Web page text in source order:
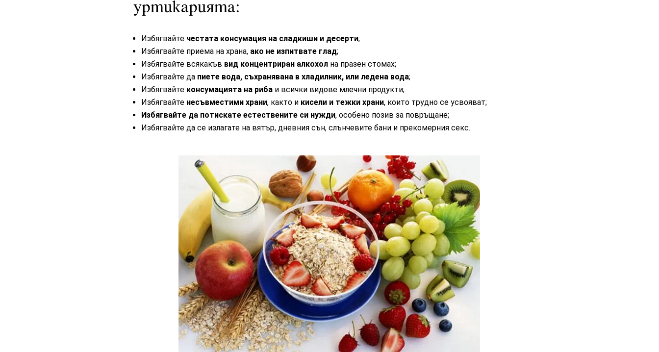
уртикарията:
Избягвайте честата консумация на сладкиши и десерти;
Избягвайте приема на храна, ако не изпитвате глад;
Избягвайте всякакъв вид концентриран алкохол на празен стомах;
Избягвайте да пиете вода, съхранявана в хладилник, или ледена вода;
Избягвайте консумацията на риба и всички видове млечни продукти;
Избягвайте несъвместими храни, както и кисели и тежки храни, които трудно се усвояват;
Избягвайте да потискате естествените си нужди, особено позив за повръщане;
Избягвайте да се излагате на вятър, дневния сън, слънчевите бани и прекомерния секс.